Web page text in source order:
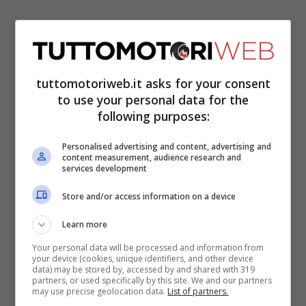
gli conferisce l’incarico di direttore
sportivo. Francesco Guidotti lascia il team
Pramac dopo dieci anni di collaborazione.
Una decisione maturata negli ultimi giorni
e che ora costringe Paolo Campinoti e gli
uomini di Borgo Panigale a trovare un
valido sostituto. Impresa non facile dato
tuttomotoriweb.it asks for your consent
to use your personal data for the
following purposes:
Personalised advertising and content, advertising and
content measurement, audience research and
services development
Store and/or access information on a device
Learn more
Your personal data will be processed and information from
your device (cookies, unique identifiers, and other device
data) may be stored by, accessed by and shared with 319
partners, or used specifically by this site. We and our partners
may use precise geolocation data. List of partners.